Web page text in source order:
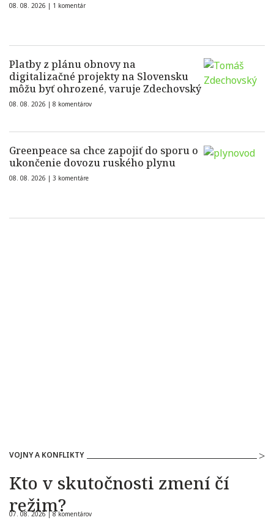
08. 08. 2026 | 1 komentár
Platby z plánu obnovy na
digitalizačné projekty na Slovensku
môžu byť ohrozené, varuje Zdechovský
08. 08. 2026 | 8 komentárov
Greenpeace sa chce zapojiť do sporu o
ukončenie dovozu ruského plynu
08. 08. 2026 | 3 komentáre
VOJNY A KONFLIKTY
Kto v skutočnosti zmení čí
režim?
07. 08. 2026 |8 komentárov